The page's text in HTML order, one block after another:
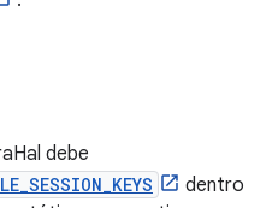
debe
dentro